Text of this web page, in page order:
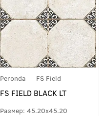
Peronda FS Field
FS FIELD BLACK LT
45.20x45.20